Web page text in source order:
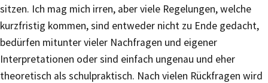
sitzen. Ich mag mich irren, aber viele Regelungen, welche
kurzfristig kommen, sind entweder nicht zu Ende gedacht,
bedürfen mitunter vieler Nachfragen und eigener
Interpretationen oder sind einfach ungenau und eher
theoretisch als schulpraktisch. Nach vielen Rückfragen wird